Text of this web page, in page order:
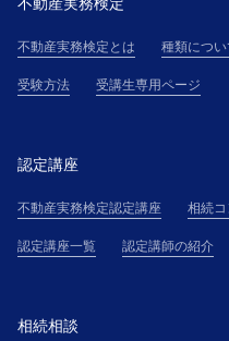
不動産実務検定とは 種類につい
受験方法 受講生専用ページ
認定講座
不動産実務検定認定講座 相続
認定講座一覧 認定講師の紹介
相続相談